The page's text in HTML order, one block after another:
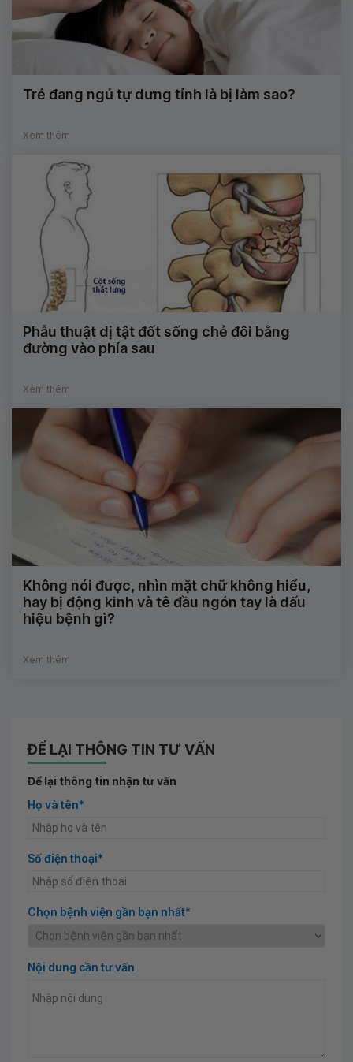
Trẻ đang ngủ tự dưng tỉnh là bị làm sao?
Xem thêm
Phẫu thuật dị tật đốt sống chẻ đôi bằng
đường vào phía sau
Xem thêm
Không nói được, nhìn mặt chữ không hiểu,
hay bị động kinh và tê đầu ngón tay là dấu
hiệu bệnh gì?
Xem thêm
ĐỂ LẠI THÔNG TIN TƯ VẤN
Để lại thông tin nhận tư vấn
Họ và tên*
Số điện thoại*
Chọn bệnh viện gần bạn nhất*
Nội dung cần tư vấn